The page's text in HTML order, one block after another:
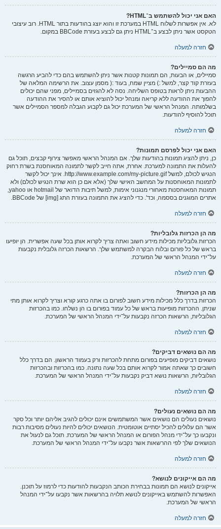
האם אני יכול להשתמש ב־HTML?
לא. אין אפשרות לשלוח HTML במערכת זו והוא יוצג בהודעות בתור HTML. רוב עיצובי
הטקסט אשר ניתן לבצע ב־HTML ניתן גם לבצע בעזרת BBCode במקום.
חזרה למעלה
מה הם סמיילים?
סמיילים, או הבעות, הם תמונות קטנות אשר ניתן להשתמש בהם כדי להביע הרגשה
בעזרת קוד קצר, למשל :) מציין שמח, בעוד :( מסמן עצוב. את הרשימה המלאה של
ההבעות ניתן לראות בטופס השליחה. נסה לא להגזים בסמיילים, מפני שהם יכולים
להפוך את ההודעה ללא קריאה ומנהל יכול להוציא אותם או להסיר את ההודעה
בשלמותה. המנהל הראשי של המערכת יכול גם לקבוע הגבלה למספר הסמיילים אשר
תוכל להוסיף להודעות.
חזרה למעלה
האם אני יכול לפרסם תמונות?
כן, ניתן להציג תמונות בהודעות שלך. אם המנהל הראשי מאפשר צירוף קבצים, תוכל גם
להעלות את התמונה למערכת. אחרת, אתה חייב לקשר לתמונה המאוחסנת בשרת רחוק
הנגיש לכולם, למשל http://www.example.com/my-picture.gif. אינך יכול לקשר
לתמונות המאוחסנות על המחשב האישי שלך (אלא אם כן הוא שרת הנגיש לכולם) ולא
תמונות המאוחסנות מאחורי מנגנוני אימות, למשל תיבות הדואר של hotmail או yahoo,
אתרים המוגנים בססמה, וכד'. כדי להציג את התמונה בעזרת התג [img] של BBCode.
חזרה למעלה
מה הן הכרזות גלובליות?
הכרזות גלובליות מכילות מידע חשוב ואתה צריך לקרוא אותן בכל שעה אפשרית. הן יופיעו
בראש של כל פורום ובלוח הבקרה למשתמש שלך. הרשאות הכרזה גלובלית נקבעות
על־ידי המנהל הראשי של המערכת.
חזרה למעלה
מה הן הכרזות?
הכרזות בדרך כלל מכילות מידע חשוב לפורום בו אתה כרגע קורא וצריך לקרוא אותן מתי
שניתן. ההכרזות מופיעות בראש של כל עמוד בפורום בו הן נשלחו. כמו בהכרזות
הגלובליות, הרשאות הכרזה נקבעות על־ידי המנהל הראשי של המערכת.
חזרה למעלה
מה הם נושאים דביקים?
נושאים דביקים מופיעים בפורום מתחת להכרזות ורק בעמוד הראשון. הם בדרך כלל
חשובים כך שאתה אמור לקרוא אותם בכל שעה נתונה. כמו בהכרזות ובהכרזות
הגלובליות, הרשאות נושא דביק נקבעות על־ידי המנהל הראשי של המערכת.
חזרה למעלה
מה הם נושאים נעולים?
נושאים נעולים הם נושאים אשר המשתמשים אינם יכולים להגיב אליהם יותר וכל סקר
אשר הם עלולים להכיל יסתיים אוטומטית. הנושאים יכולים להיות נעולים מסיבות רבות
ונקבעו כך על־ידי מנהל הפורום או המנהל הראשי של המערכת. תוכל גם לנעול את
הנושאים שלך לפי ההרשאות אשר נקבעו על־ידי המנהל הראשי של המערכת.
חזרה למעלה
מה הם אייקונים לנושא?
אייקונים לנושא הם תמונות בבחירת הכותב הנקבעות להודעות כדי לרמוז על תוכנן.
האפשרות להשתמש באייקונים לנושא תלויה בהרשאות אשר נקבעו על־ידי המנהל
הראשי של המערכת.
חזרה למעלה